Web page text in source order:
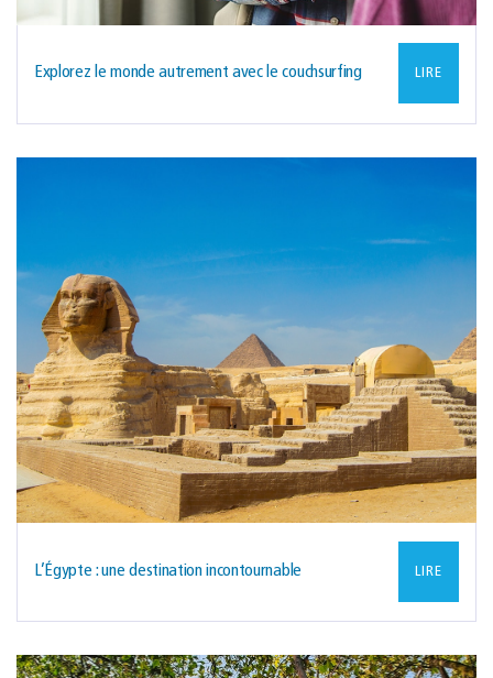
Explorez le monde autrement avec le couchsurfing LIRE
L’Égypte : une destination incontournable LIRE